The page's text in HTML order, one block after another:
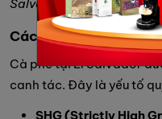
Salvador (Nguồn:
Cách phân loại cà
Cà phê tại El Salvador
canh tác. Đây là yếu tố
SHG (Strictly High